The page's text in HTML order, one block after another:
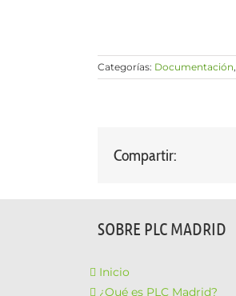
Categorías: Documentación,
Compartir:
SOBRE PLC MADRID
Inicio
¿Qué es PLC Madrid?